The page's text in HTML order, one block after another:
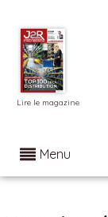
Lire le magazine
Menu